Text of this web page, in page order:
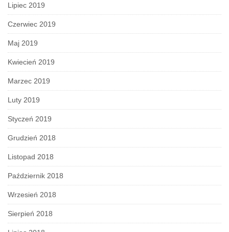
Lipiec 2019
Czerwiec 2019
Maj 2019
Kwiecień 2019
Marzec 2019
Luty 2019
Styczeń 2019
Grudzień 2018
Listopad 2018
Październik 2018
Wrzesień 2018
Sierpień 2018